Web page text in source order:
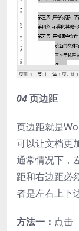
04页边距
页边距就是
可以让文档更
通常情况下，
距和右边距必
者是左右上下
方法一： 点击